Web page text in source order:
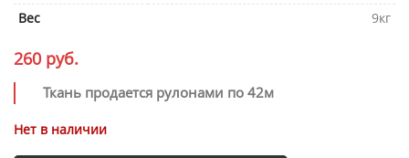
Вес
9кг
260 руб.
Ткань продается рулонами по 42м
Нет в наличии